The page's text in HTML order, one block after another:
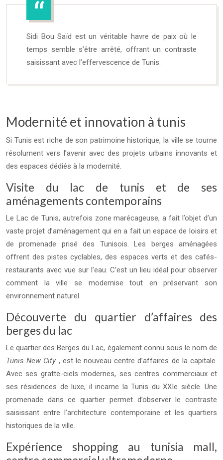
Sidi Bou Saïd est un véritable havre de paix où le
temps semble s’être arrêté, offrant un contraste
saisissant avec l’effervescence de Tunis.
Modernité et innovation à tunis
Si Tunis est riche de son patrimoine historique, la ville se tourne
résolument vers l’avenir avec des projets urbains innovants et
des espaces dédiés à la modernité.
Visite du lac de tunis et de ses
aménagements contemporains
Le Lac de Tunis, autrefois zone marécageuse, a fait l’objet d’un
vaste projet d’aménagement qui en a fait un espace de loisirs et
de promenade prisé des Tunisois. Les berges aménagées
offrent des pistes cyclables, des espaces verts et des cafés-
restaurants avec vue sur l’eau. C’est un lieu idéal pour observer
comment la ville se modernise tout en préservant son
environnement naturel.
Découverte du quartier d’affaires des
berges du lac
Le quartier des Berges du Lac, également connu sous le nom de
Tunis New City , est le nouveau centre d’affaires de la capitale.
Avec ses gratte-ciels modernes, ses centres commerciaux et
ses résidences de luxe, il incarne la Tunis du XXIe siècle. Une
promenade dans ce quartier permet d’observer le contraste
saisissant entre l’architecture contemporaine et les quartiers
historiques de la ville.
Expérience shopping au tunisia mall,